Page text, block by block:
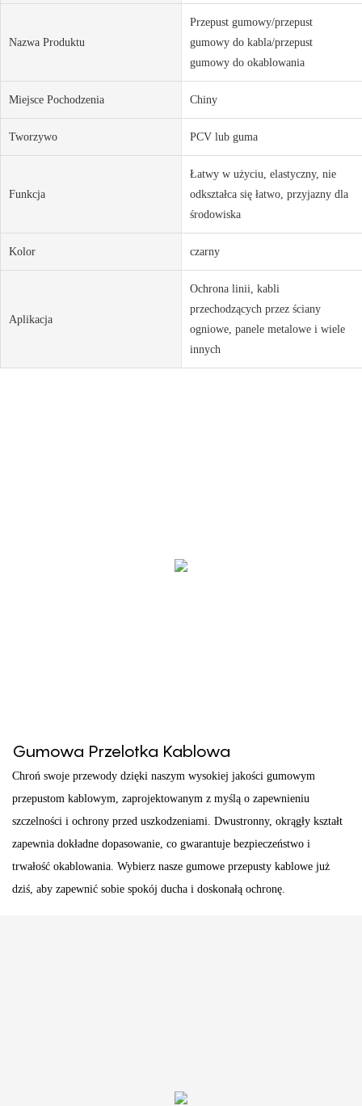
Nazwa Produktu
Przepust gumowy/przepust
gumowy do kabla/przepust
gumowy do okablowania
Miejsce Pochodzenia Chiny
Tworzywo PCV lub guma
Funkcja
Łatwy w użyciu, elastyczny, nie
odkształca się łatwo, przyjazny dla
środowiska
Kolor czarny
Aplikacja
Ochrona linii, kabli
przechodzących przez ściany
ogniowe, panele metalowe i wiele
innych
Gumowa Przelotka Kablowa
Chroń swoje przewody dzięki naszym wysokiej jakości gumowym
przepustom kablowym, zaprojektowanym z myślą o zapewnieniu
szczelności i ochrony przed uszkodzeniami. Dwustronny, okrągły kształt
zapewnia dokładne dopasowanie, co gwarantuje bezpieczeństwo i
trwałość okablowania. Wybierz nasze gumowe przepusty kablowe już
dziś, aby zapewnić sobie spokój ducha i doskonałą ochronę.